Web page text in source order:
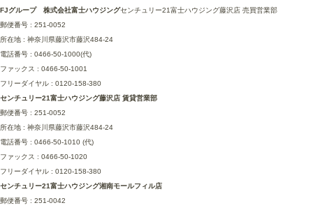
FJグループ 株式会社富士ハウジングセンチュリー21富士ハウジング藤沢店 売買営業部
郵便番号 : 251-0052
所在地 : 神奈川県藤沢市藤沢484-24
電話番号 : 0466-50-1000(代)
ファックス : 0466-50-1001
フリーダイヤル : 0120-158-380
センチュリー21富士ハウジング藤沢店 賃貸営業部
郵便番号 : 251-0052
所在地 : 神奈川県藤沢市藤沢484-24
電話番号 : 0466-50-1010 (代)
ファックス : 0466-50-1020
フリーダイヤル : 0120-158-380
センチュリー21富士ハウジング湘南モールフィル店
郵便番号 : 251-0042